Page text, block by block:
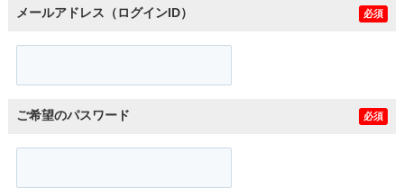
メールアドレス（ログインID） 必須
ご希望のパスワード 必須